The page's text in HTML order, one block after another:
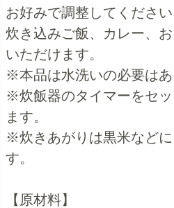
お好みで調整してください
炊き込みご飯、カレー、
いただけます。
※本品は水洗いの必要はあ
※炊飯器のタイマーをセ
ます。
※炊きあがりは黒米など
す。
【原材料】